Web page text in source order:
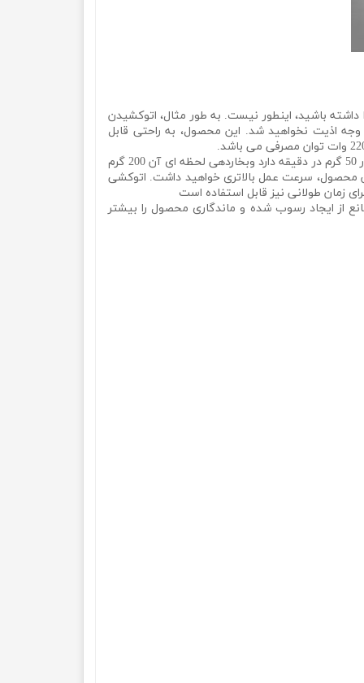
باشید، اینطور نیست. به طور مثال، اتوکشیدن
اذیت نخواهید شد. این محصول، به راحتی قابل
یکی از مهم ترین نکاتی که به هنگام تهیه ی اتو باید مد نظر قرار دهید، میزان بخاردهی است. این وسیله، بخاردهی پیوسته به مقدار 50 گرم در دقیقه دارد وبخاردهی لحظه ای آن 200 گرم
محصول، سرعت عمل بالاتری خواهید داشت. اتوکشی
زمان طولانی نیز قابل استفاده است
از ایجاد رسوب شده و ماندگاری محصول را بیشتر